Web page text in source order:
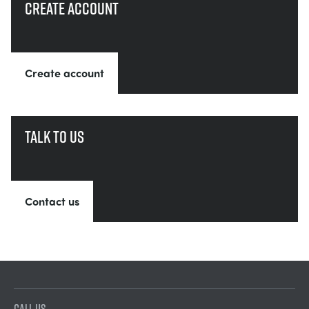
Create account
Create account
Talk to us
Contact us